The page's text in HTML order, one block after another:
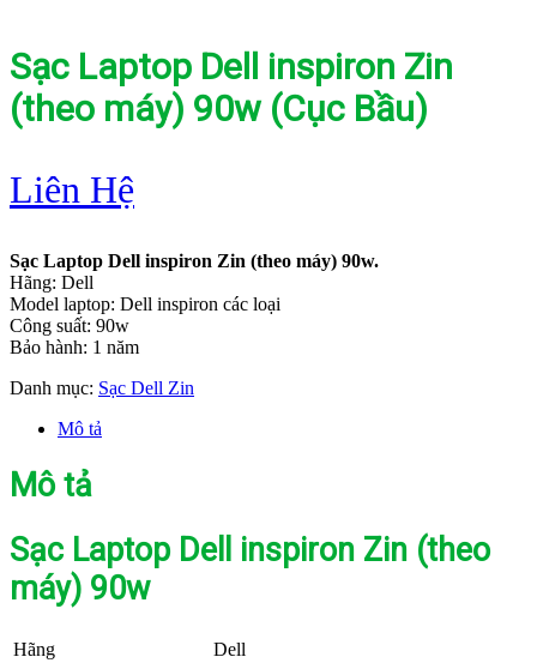
Sạc Laptop Dell inspiron Zin
(theo máy) 90w (Cục Bầu)
Liên Hệ
Sạc Laptop Dell inspiron Zin (theo máy) 90w.
Hãng: Dell
Model laptop: Dell inspiron các loại
Công suất: 90w
Bảo hành: 1 năm
Danh mục: Sạc Dell Zin
Mô tả
Mô tả
Sạc Laptop Dell inspiron Zin (theo
máy) 90w
Hãng
Dell